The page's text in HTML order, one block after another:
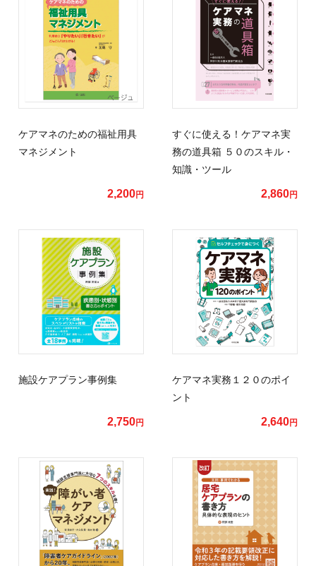
ケアマネのための福祉用具
マネジメント
2,200円
すぐに使える！ケアマネ実
務の道具箱 ５０のスキル・
知識・ツール
2,860円
施設ケアプラン事例集
2,750円
ケアマネ実務１２０のポイ
ント
2,640円